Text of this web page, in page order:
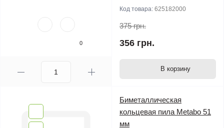
0
Код товара: 625182000
375 грн.
356 грн.
В корзину
Биметаллическая
кольцевая пила Metabo 51
мм